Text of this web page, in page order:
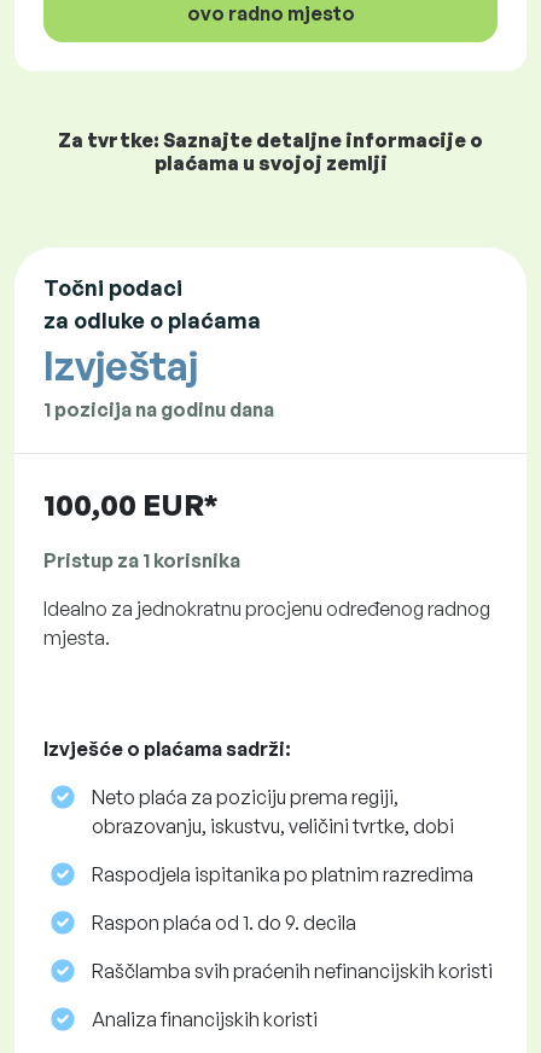
ovo radno mjesto
Za tvrtke: Saznajte detaljne informacije o
plaćama u svojoj zemlji
Točni podaci
za odluke o plaćama
Izvještaj
1 pozicija na godinu dana
100,00 EUR*
Pristup za 1 korisnika
Idealno za jednokratnu procjenu određenog radnog
mjesta.
Izvješće o plaćama sadrži:
Neto plaća za poziciju prema regiji,
obrazovanju, iskustvu, veličini tvrtke, dobi
Raspodjela ispitanika po platnim razredima
Raspon plaća od 1. do 9. decila
Raščlamba svih praćenih nefinancijskih koristi
Analiza financijskih koristi